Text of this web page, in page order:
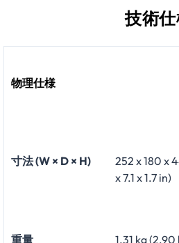
技術
物理仕様
寸法 (W × D × H)
252 x 180 x
x 7.1 x 1.7 in)
重量 1.31 kg (2.90